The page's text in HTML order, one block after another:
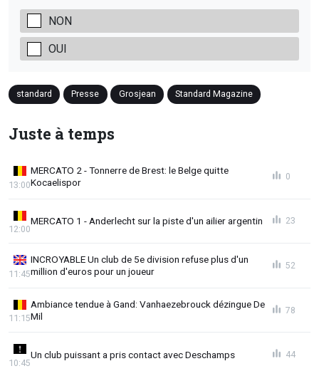
NON
OUI
standard Presse Grosjean Standard Magazine
Juste à temps
MERCATO 2 - Tonnerre de Brest: le Belge quitte
Kocaelispor
13:00
0
MERCATO 1 - Anderlecht sur la piste d'un ailier argentin
12:00
23
INCROYABLE Un club de 5e division refuse plus d'un
million d'euros pour un joueur
11:45
52
Ambiance tendue à Gand: Vanhaezebrouck dézingue De
Mil
11:15
78
Un club puissant a pris contact avec Deschamps
10:45
44